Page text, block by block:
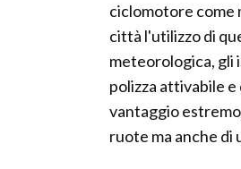
ciclomotore come
città l'utilizzo di
meteorologica, gli
polizza attivabile
vantaggio
ruote ma anche di